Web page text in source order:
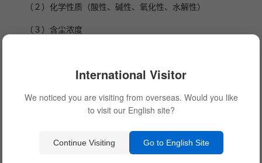
（２）化学性质（酸性、碱性、氧化性、水解性）
（３）含尘浓度
２、粉尘性质（粘性、潮湿性、粒径分布、阻燃要求）
３、清灰因素（脉冲清灰＜离线、在线＞，清灰压力）
三、延长滤袋寿命的措施
International Visitor
We noticed you are visiting from overseas. Would you like
to visit our English site?
Continue Visiting Go to English Site